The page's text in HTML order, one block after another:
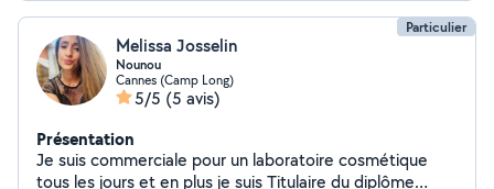
Particulier
Melissa Josselin
Nounou
Cannes (Camp Long)
5/5 (5 avis)
Présentation
Je suis commerciale pour un laboratoire cosmétique
tous les jours et en plus je suis Titulaire du diplôme